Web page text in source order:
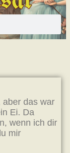
aber das war
Ei. Da
wenn ich dir
mir